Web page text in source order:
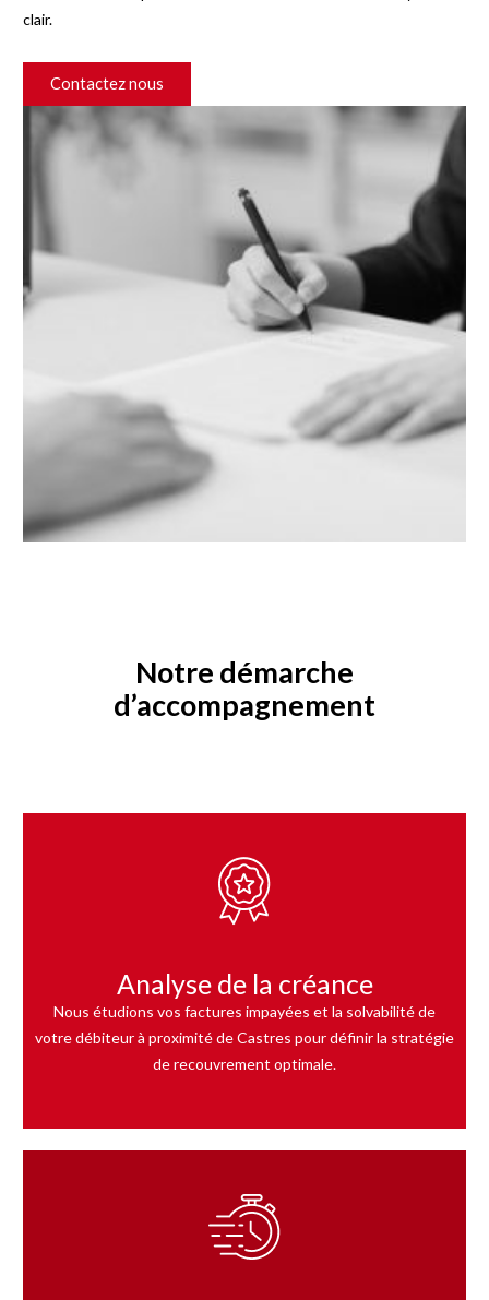
clair.
Contactez nous
Notre démarche
d’accompagnement
Analyse de la créance
Nous étudions vos factures impayées et la solvabilité de
votre débiteur à proximité de Castres pour définir la stratégie
de recouvrement optimale.